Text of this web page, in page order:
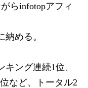
らinfotopアフィ
める。
ング連続1位、
など、
トータル2